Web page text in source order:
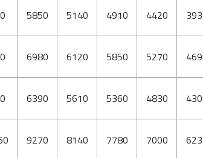
5850 5140 4910 4420
6980 6120 5850 5270
6390 5610 5360 4830
9270 8140 7780 7000